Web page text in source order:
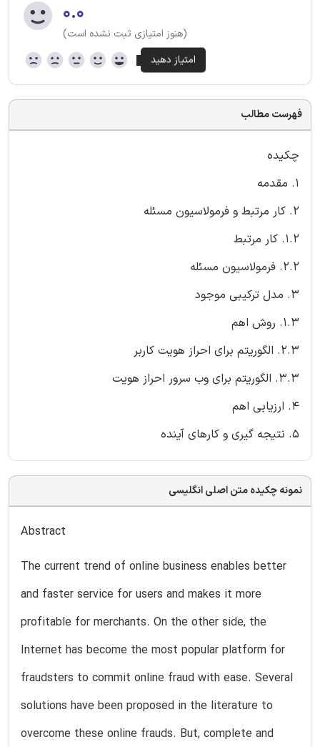
۰.۰
(هنوز امتیازی ثبت نشده است)
فهرست مطالب
چکیده
1. مقدمه
2. کار مرتبط و فرمولاسیون مسئله
1.2. کار مرتبط
2.2. فرمولاسیون مسئله
3. مدل ترکیبی موجود
1.3. روش اهم
2.3. الگوریتم برای احراز هویت کاربر
3.3. الگوریتم برای وب سرور احراز هویت
4. ارزیابی اهم
5. نتیجه گیری و کارهای آینده
نمونه چکیده متن اصلی انگلیسی
Abstract
The current trend of online business enables better
and faster service for users and makes it more
profitable for merchants. On the other side, the
Internet has become the most popular platform for
fraudsters to commit online fraud with ease. Several
solutions have been proposed in the literature to
overcome these online frauds. But, complete and